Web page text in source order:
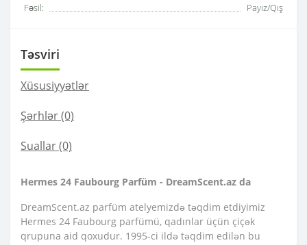
Fəsil:
Payız/Qış
Təsviri
Xüsusiyyətlər
Şərhlər (0)
Suallar(0)
Hermes 24 Faubourg Parfüm - DreamScent.az da
DreamScent.az parfüm atelyemizdə təqdim etdiyimiz
Hermes 24 Faubourg parfümü, qadınlar üçün çiçək
qrupuna aid qoxudur. 1995-ci ildə təqdim edilən bu